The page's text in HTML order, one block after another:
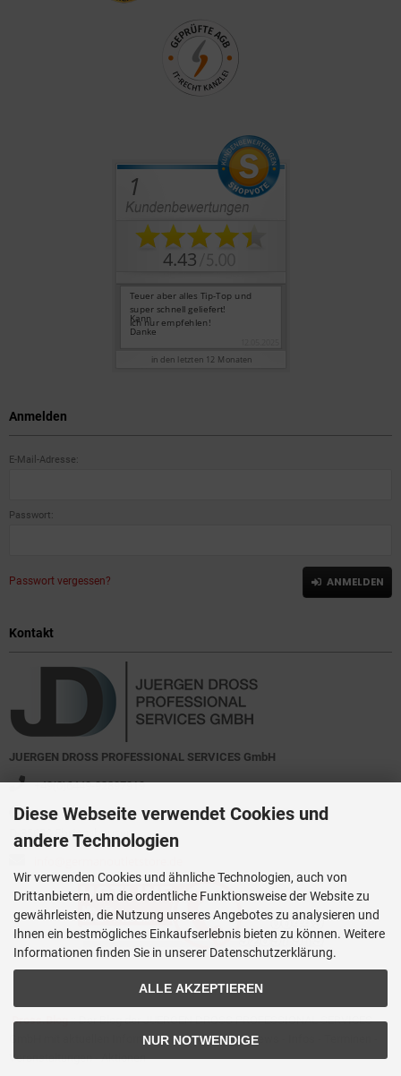
Anmelden
E-Mail-Adresse:
Passwort:
Passwort vergessen? ANMELDEN
Kontakt
JUERGEN DROSS PROFESSIONAL SERVICES GmbH
+49(0)6449-92897919
Kirchstraße 44
D-35630 Ehringshausen
Dross.Blog::Der Blog der JUERGEN DROSS PROFESSIONAL SERVICES
GmbH mit aktuellen Informationen zu Technik - News - Infos - Terminen -
Veranstaltungen - Aktionen
Diese Webseite verwendet Cookies und
andere Technologien
Wir verwenden Cookies und ähnliche Technologien, auch von
Drittanbietern, um die ordentliche Funktionsweise der Website zu
gewährleisten, die Nutzung unseres Angebotes zu analysieren und
Ihnen ein bestmögliches Einkaufserlebnis bieten zu können. Weitere
Informationen finden Sie in unserer Datenschutzerklärung.
ALLE AKZEPTIEREN
NUR NOTWENDIGE